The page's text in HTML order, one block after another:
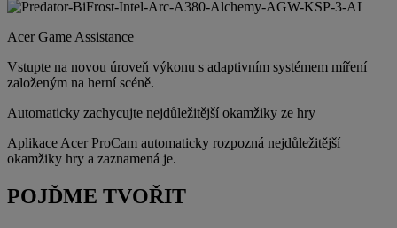
Acer Game Assistance
Vstupte na novou úroveň výkonu s adaptivním systémem míření
založeným na herní scéně.
Automaticky zachycujte nejdůležitější okamžiky ze hry
Aplikace Acer ProCam automaticky rozpozná nejdůležitější
okamžiky hry a zaznamená je.
POJĎME TVOŘIT